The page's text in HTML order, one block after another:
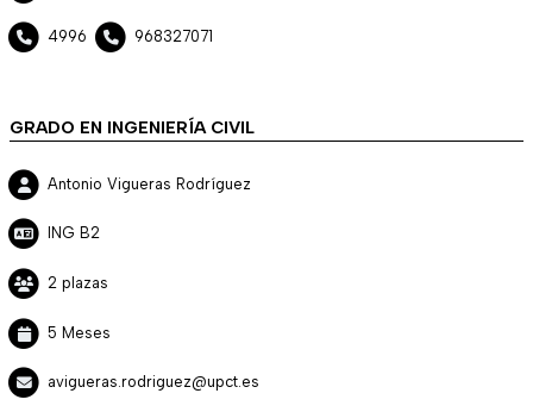
4996 968327071
GRADO EN INGENIERÍA CIVIL
Antonio Vigueras Rodríguez
ING B2
2 plazas
5 Meses
avigueras.rodriguez@upct.es